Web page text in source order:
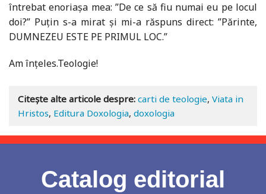
întrebat enoriașa mea: ”De ce să fiu numai eu pe locul
doi?” Puțin s-a mirat și mi-a răspuns direct: ”Părinte,
DUMNEZEU ESTE PE PRIMUL LOC.”
Am înțeles.Teologie!
Citește alte articole despre: carti de teologie, Viata in
Hristos, Editura Doxologia, doxologia
Catalog editorial